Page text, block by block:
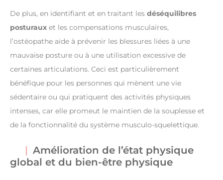
De plus, en identifiant et en traitant les déséquilibres
posturaux et les compensations musculaires,
l’ostéopathe aide à prévenir les blessures liées à une
mauvaise posture ou à une utilisation excessive de
certaines articulations. Ceci est particulièrement
bénéfique pour les personnes qui mènent une vie
sédentaire ou qui pratiquent des activités physiques
intenses, car elle promeut le maintien de la souplesse et
de la fonctionnalité du système musculo-squelettique.
Amélioration de l’état physique
global et du bien-être physique